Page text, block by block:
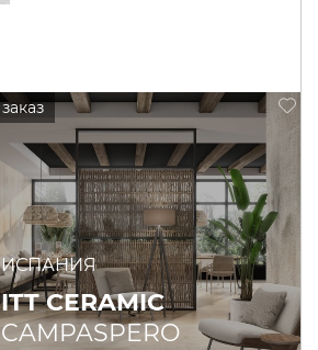
ИСПАНИЯ
ITT CERAMIC
CAMPASPERO